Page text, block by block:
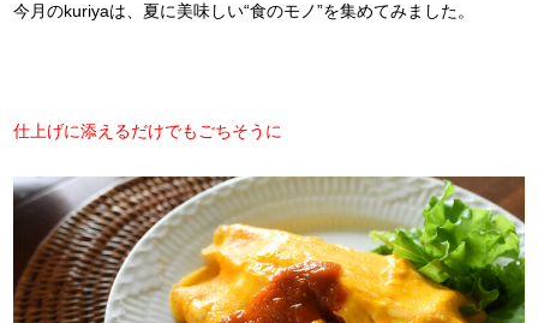
今月のkuriyaは、夏に美味しい“食のモノ”を集めてみました。
仕上げに添えるだけでもごちそうに